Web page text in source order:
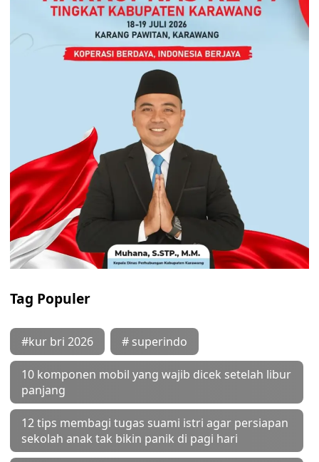
Tag Populer
#kur bri 2026 # superindo
10 komponen mobil yang wajib dicek setelah libur
panjang
12 tips membagi tugas suami istri agar persiapan
sekolah anak tak bikin panik di pagi hari